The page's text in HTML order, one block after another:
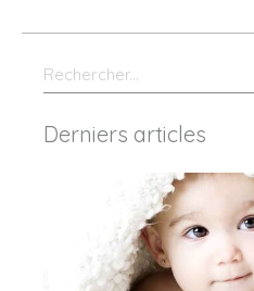
Rechercher
Derniers articles